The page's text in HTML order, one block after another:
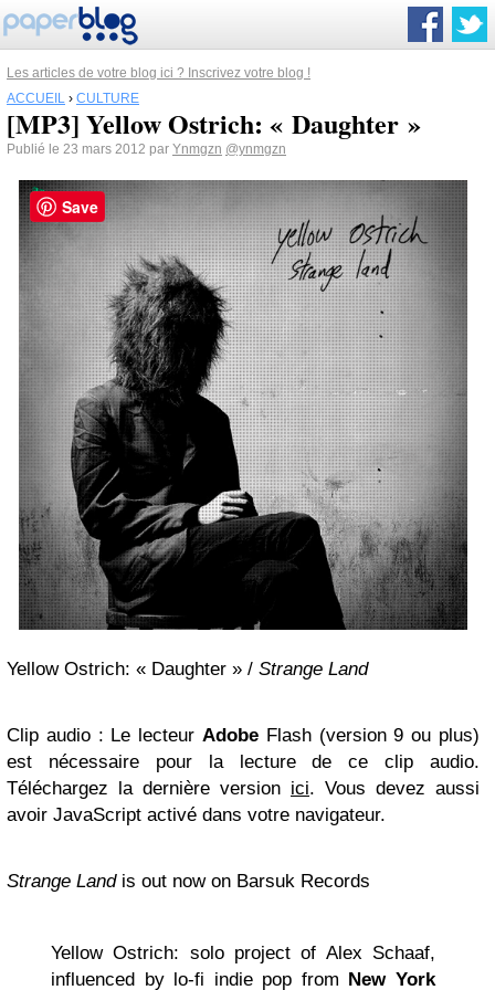
Les articles de votre blog ici ? Inscrivez votre blog !
ACCUEIL › CULTURE
[MP3] Yellow Ostrich: « Daughter »
Publié le 23 mars 2012 par Ynmgzn @ynmgzn
Yellow Ostrich: « Daughter » / Strange Land
Clip audio : Le lecteur Adobe Flash (version 9 ou plus)
est nécessaire pour la lecture de ce clip audio.
Téléchargez la dernière version ici. Vous devez aussi
avoir JavaScript activé dans votre navigateur.
Strange Landis out now on Barsuk Records
Yellow Ostrich: solo project of Alex Schaaf,
influenced by lo-fi indie pop from New York
Save